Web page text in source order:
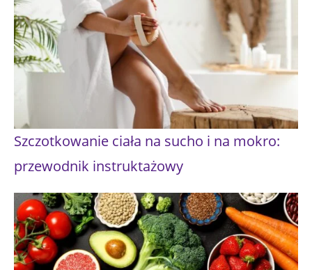
Szczotkowanie ciała na sucho i na mokro:
przewodnik instruktażowy